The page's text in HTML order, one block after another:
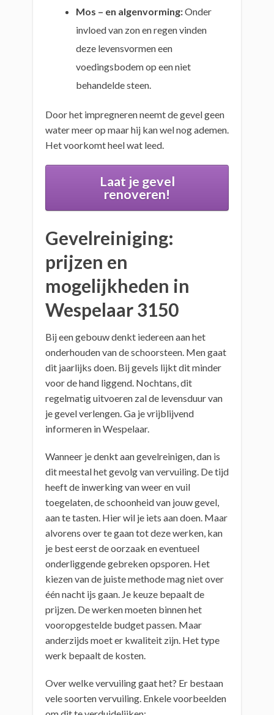
Mos – en algenvorming:Onder
invloed van zon en regen vinden
deze levensvormen een
voedingsbodem op een niet
behandelde steen.
Door het impregneren neemt de gevel geen
water meer op maar hij kan wel nog ademen.
Het voorkomt heel wat leed.
Laat je gevel
renoveren!
Gevelreiniging:
prijzen en
mogelijkheden in
Wespelaar 3150
Bij een gebouw denkt iedereen aan het
onderhouden van de schoorsteen. Men gaat
dit jaarlijks doen. Bij gevels lijkt dit minder
voor de hand liggend. Nochtans, dit
regelmatig uitvoeren zal de levensduur van
je gevel verlengen. Ga je vrijblijvend
informeren in Wespelaar.
Wanneer je denkt aan gevelreinigen, dan is
dit meestal het gevolg van vervuiling. De tijd
heeft de inwerking van weer en vuil
toegelaten, de schoonheid van jouw gevel,
aan te tasten. Hier wil je iets aan doen. Maar
alvorens over te gaan tot deze werken, kan
je best eerst de oorzaak en eventueel
onderliggende gebreken opsporen. Het
kiezen van de juiste methode mag niet over
één nacht ijs gaan. Je keuze bepaalt de
prijzen. De werken moeten binnen het
vooropgestelde budget passen. Maar
anderzijds moet er kwaliteit zijn. Het type
werk bepaalt de kosten.
Over welke vervuiling gaat het? Er bestaan
vele soorten vervuiling. Enkele voorbeelden